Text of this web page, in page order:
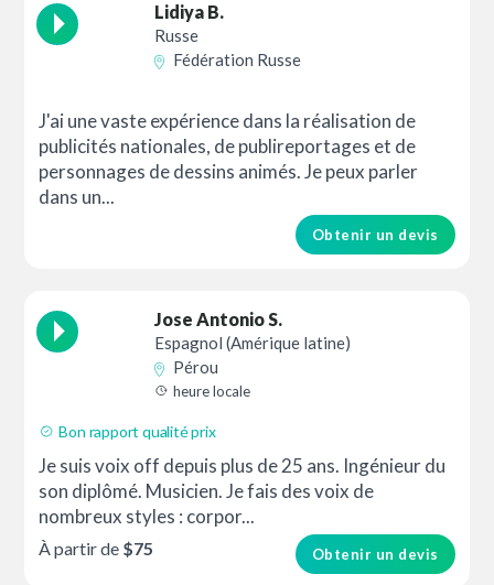
Lidiya B.
Russe
Fédération Russe
J'ai une vaste expérience dans la réalisation de
publicités nationales, de publireportages et de
personnages de dessins animés. Je peux parler
dans un...
Obtenir un devis
Jose Antonio S.
Espagnol (Amérique latine)
Pérou
heure locale
Bon rapport qualité prix
Je suis voix off depuis plus de 25 ans. Ingénieur du
son diplômé. Musicien. Je fais des voix de
nombreux styles : corpor...
Obtenir un devis
À partir de $75